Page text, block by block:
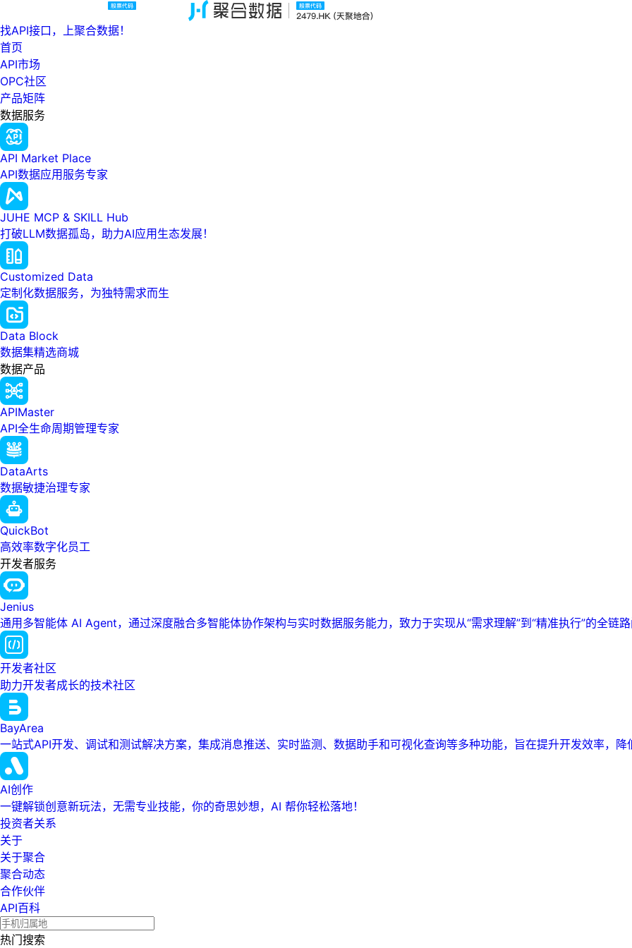
找API接口，上聚合数据！
首页
API市场
OPC社区
产品矩阵
数据服务
API Market Place
API数据应用服务专家
JUHE MCP & SKILL Hub
打破LLM数据孤岛，助力AI应用生态发展！
Customized Data
定制化数据服务，为独特需求而生
Data Block
数据集精选商城
数据产品
APIMaster
API全生命周期管理专家
DataArts
数据敏捷治理专家
QuickBot
高效率数字化员工
开发者服务
Jenius
通用多智能体 AI Agent，通过深度融合多智能体协作架构与实时数据服务能力，致力于实现从“需求理解”到“精准执行”的全链
开发者社区
助力开发者成长的技术社区
BayArea
一站式API开发、调试和测试解决方案，集成消息推送、实时监测、数据助手和可视化查询等多种功能，旨在提升开发效率，降
AI创作
一键解锁创意新玩法，无需专业技能，你的奇思妙想，AI 帮你轻松落地！
投资者关系
关于
关于聚合
聚合动态
合作伙伴
API百科
热门搜索